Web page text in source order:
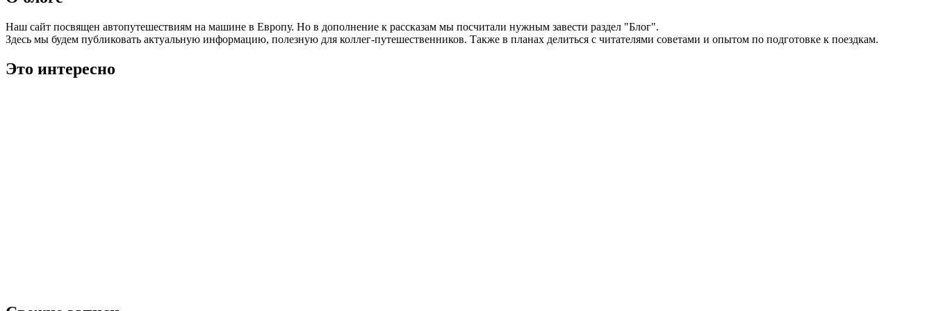
Наш сайт посвящен автопутешествиям на машине в Европу. Но в дополнение к рассказам мы посчитали нужным завести раздел "Блог".
Здесь мы будем публиковать актуальную информацию, полезную для коллег-путешественников. Также в планах делиться с читателями советами и опытом по подготовке к поездкам.
Это интересно